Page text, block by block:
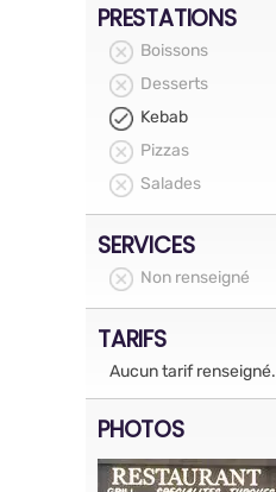
PRESTATIONS
Boissons
Desserts
Kebab
Pizzas
Salades
SERVICES
Non renseigné
TARIFS
Aucun tarif renseigné.
PHOTOS